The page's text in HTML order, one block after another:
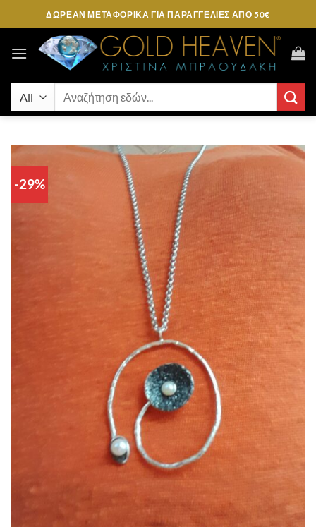
Μετάβαση
στο
περιεχόμενο
ΔΩΡΕΑΝ ΜΕΤΑΦΟΡΙΚΑ ΓΙΑ ΠΑΡΑΓΓΕΛΊΕΣ ΑΠΌ 50€
Αναζήτηση
-29%